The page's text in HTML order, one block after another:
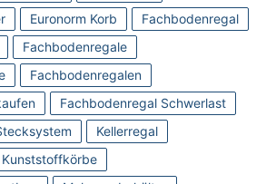
Euronorm Korb
Fachbodenregal
Fachbodenregale
Fachbodenregalen
Fachbodenregal Schwerlast
Kellerregal
Kunststoffkörbe